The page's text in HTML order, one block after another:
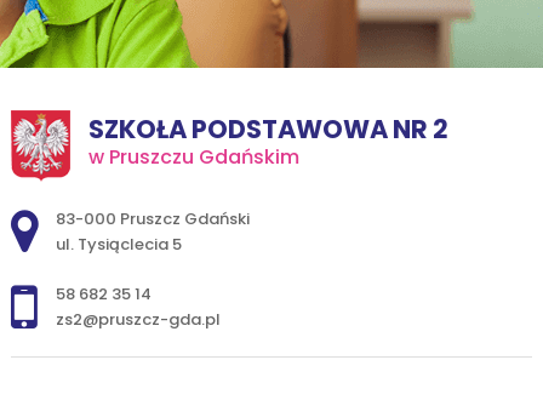
SZKOŁA PODSTAWOWA NR 2
w Pruszczu Gdańskim
Adres pocztowy:
83-000 Pruszcz Gdański
ul. Tysiąclecia 5
58 682 35 14
zs2@pruszcz-gda.pl